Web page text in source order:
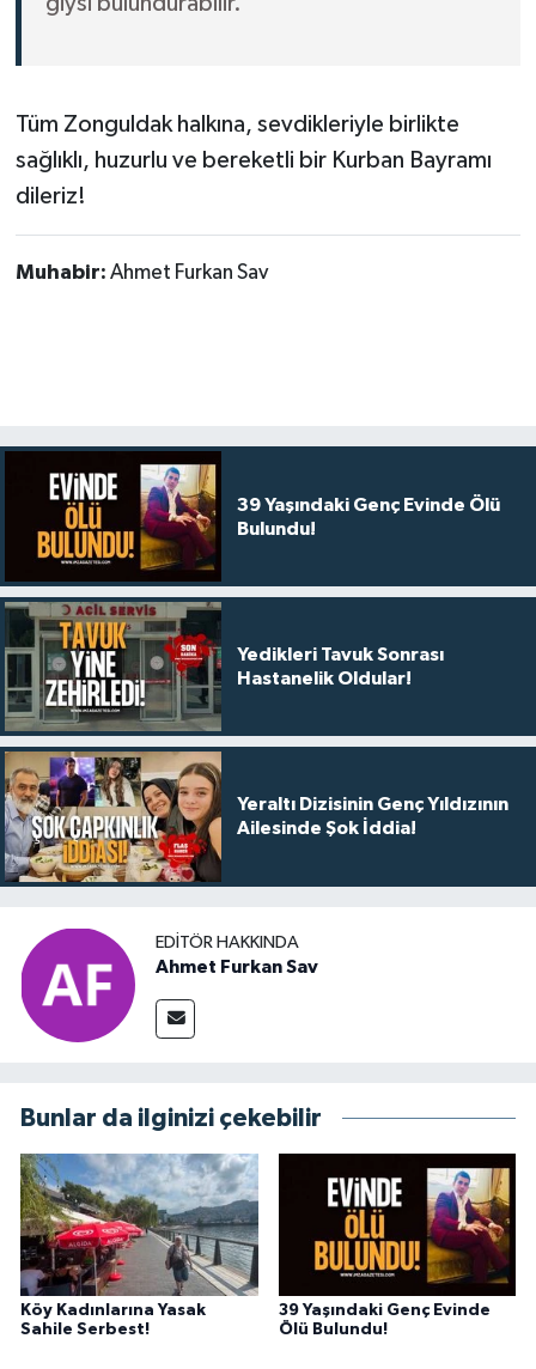
Tüm Zonguldak halkına, sevdikleriyle birlikte
sağlıklı, huzurlu ve bereketli bir Kurban Bayramı
dileriz!
Muhabir: Ahmet Furkan Sav
39 Yaşındaki Genç Evinde Ölü
Bulundu!
Yedikleri Tavuk Sonrası
Hastanelik Oldular!
Yeraltı Dizisinin Genç Yıldızının
Ailesinde Şok İddia!
EDITÖR HAKKINDA
Ahmet Furkan Sav
Bunlar da ilginizi çekebilir
Köy Kadınlarına Yasak
Sahile Serbest!
39 Yaşındaki Genç Evinde
Ölü Bulundu!